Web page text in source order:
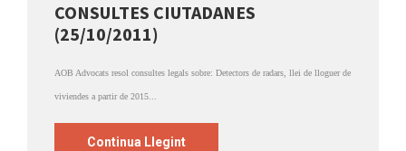
CONSULTES CIUTADANES
(25/10/2011)
AOB Advocats resol consultes legals sobre: Detectors de radars, llei de lloguer de
viviendes a partir de 2015...
Continua Llegint